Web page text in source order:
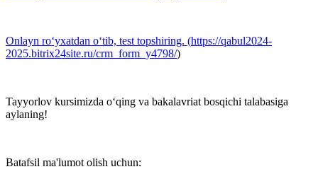
Onlayn ro‘yxatdan o‘tib, test topshiring. (https://qabul2024-
2025.bitrix24site.ru/crm_form_y4798/)
Tayyorlov kursimizda o‘qing va bakalavriat bosqichi talabasiga
aylaning!
Batafsil ma'lumot olish uchun: